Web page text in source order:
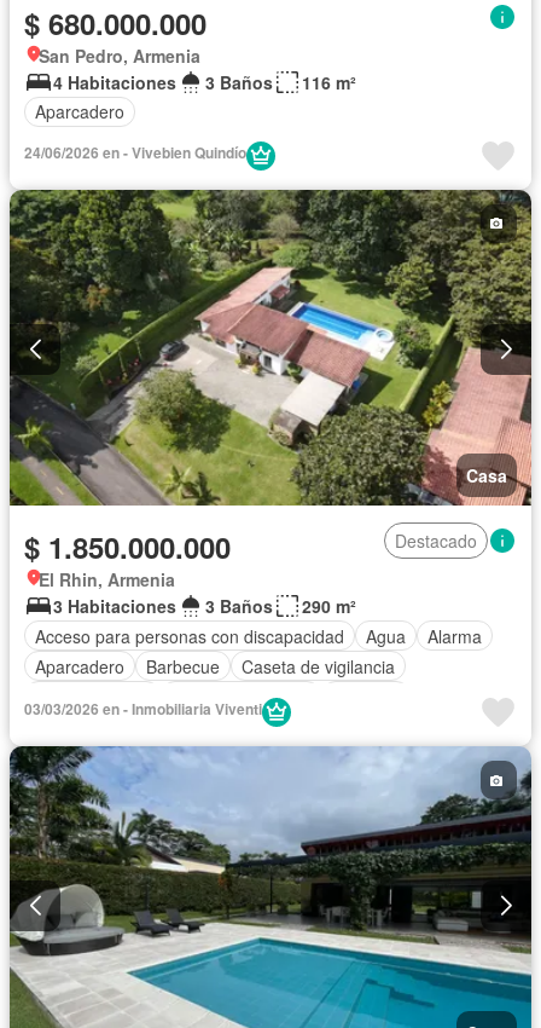
$ 680.000.000
San Pedro, Armenia
4 Habitaciones
3 Baños
116 m²
Aparcadero
24/06/2026 en - Vivebien Quindío
Casa
$ 1.850.000.000
Destacado
El Rhin, Armenia
3 Habitaciones
3 Baños
290 m²
Acceso para personas con discapacidad
Agua
Alarma
Aparcadero
Barbecue
Caseta de vigilancia
Cuarto de servicio
Gas natural
Jardín
Estudio Piscina
Seguridad privada
Terraza
Vista panorámica
03/03/2026 en - Inmobiliaria Viventi